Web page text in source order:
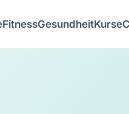
FitnessGesundheitKurse